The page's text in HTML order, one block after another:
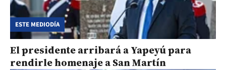
ESTE MEDIODÍA
El presidente arribará a Yapeyú para
rendirle homenaje a San Martín